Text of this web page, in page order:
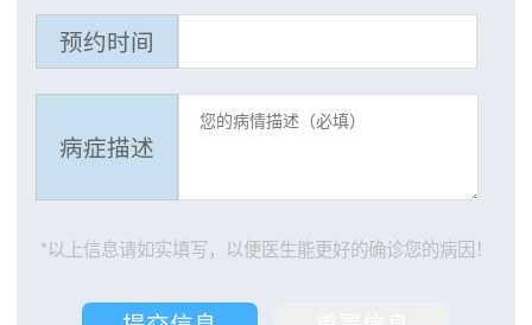
预约时间
病症描述
*以上信息请如实填写，以便医生能更好的确诊您的病因！